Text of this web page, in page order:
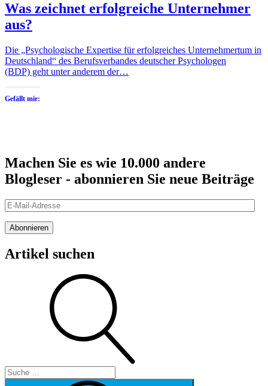
Was zeichnet erfolgreiche Unternehmer
aus?
Die „Psychologische Expertise für erfolgreiches Unternehmertum in
Deutschland“ des Berufsverbandes deutscher Psychologen
(BDP) geht unter anderem der…
Gefällt mir:
Machen Sie es wie 10.000 andere
Blogleser - abonnieren Sie neue Beiträge
E-
Mail-
Adresse
Abonnieren
Artikel suchen